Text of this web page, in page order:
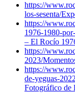
https://
los-sesenta/
https://
1976-1980-
– El Rocío
https://
2023/
https://
de-yeguas-
Fotográfico de